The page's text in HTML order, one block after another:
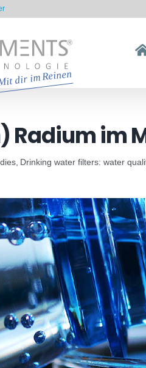
Radium im
Drinking water filters: water